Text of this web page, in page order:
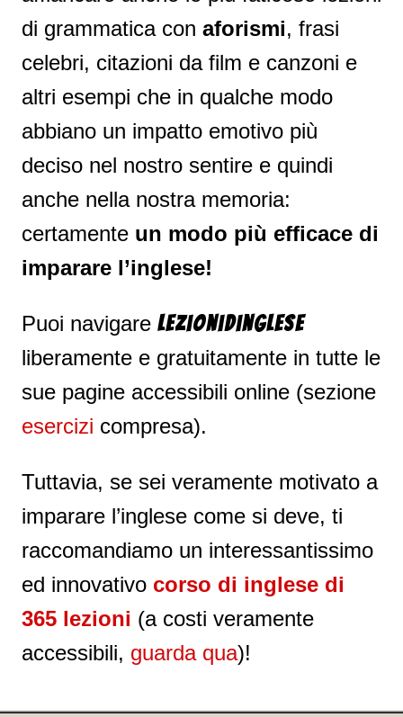
di grammatica con aforismi, frasi
celebri, citazioni da film e canzoni e
altri esempi che in qualche modo
abbiano un impatto emotivo più
deciso nel nostro sentire e quindi
anche nella nostra memoria:
certamente un modo più efficace di
imparare l’inglese!
Puoi navigare Lezionidinglese
liberamente e gratuitamente in tutte le
sue pagine accessibili online (sezione
esercizi compresa).
Tuttavia, se sei veramente motivato a
imparare l’inglese come si deve, ti
raccomandiamo un interessantissimo
ed innovativo corso di inglese di
365 lezioni (a costi veramente
accessibili, guarda qua)!